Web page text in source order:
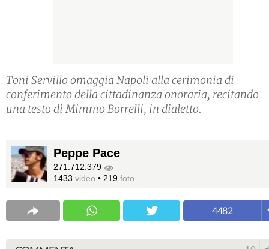
Toni Servillo omaggia Napoli alla cerimonia di
conferimento della cittadinanza onoraria, recitando
una testo di Mimmo Borrelli, in dialetto.
Peppe Pace
271.712.379
1433 video • 219 foto
4482